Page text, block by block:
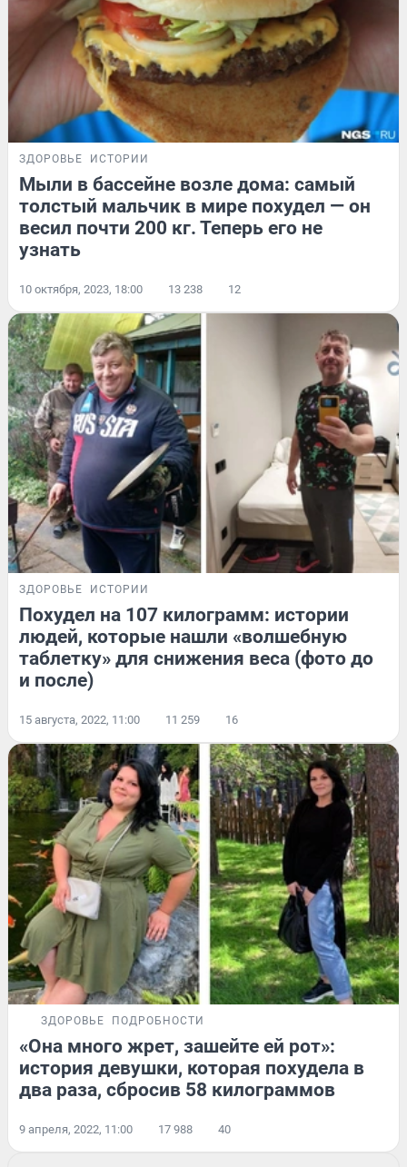
ЗДОРОВЬЕ ИСТОРИИ
Мыли в бассейне возле дома: самый
толстый мальчик в мире похудел — он
весил почти 200 кг. Теперь его не
узнать
10 октября, 2023, 18:00 13 238 12
ЗДОРОВЬЕ ИСТОРИИ
Похудел на 107 килограмм: истории
людей, которые нашли «волшебную
таблетку» для снижения веса (фото до
и после)
15 августа, 2022, 11:00 11 259 16
ЗДОРОВЬЕ ПОДРОБНОСТИ
«Она много жрет, зашейте ей рот»:
история девушки, которая похудела в
два раза, сбросив 58 килограммов
9 апреля, 2022, 11:00 17 988 40